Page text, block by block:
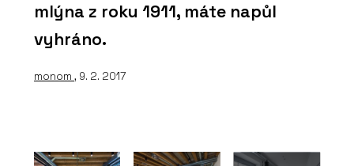
mlýna z roku 1911, máte napůl
vyhráno.
monom , 9. 2. 2017